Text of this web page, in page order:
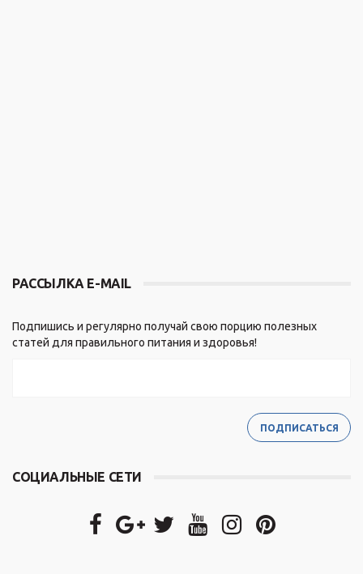
РАССЫЛКА E-MAIL
Подпишись и регулярно получай свою порцию полезных
статей для правильного питания и здоровья!
СОЦИАЛЬНЫЕ СЕТИ